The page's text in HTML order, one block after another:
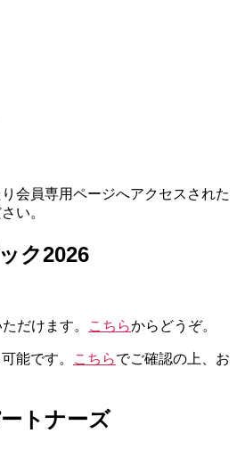
会員専用ページへアクセスされた
い。
ク2026
だけます。 こちらからどうぞ。
能です。 こちらでご確認の上、お
トナーズ